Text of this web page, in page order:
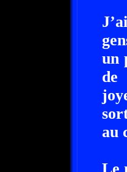
un
de
au